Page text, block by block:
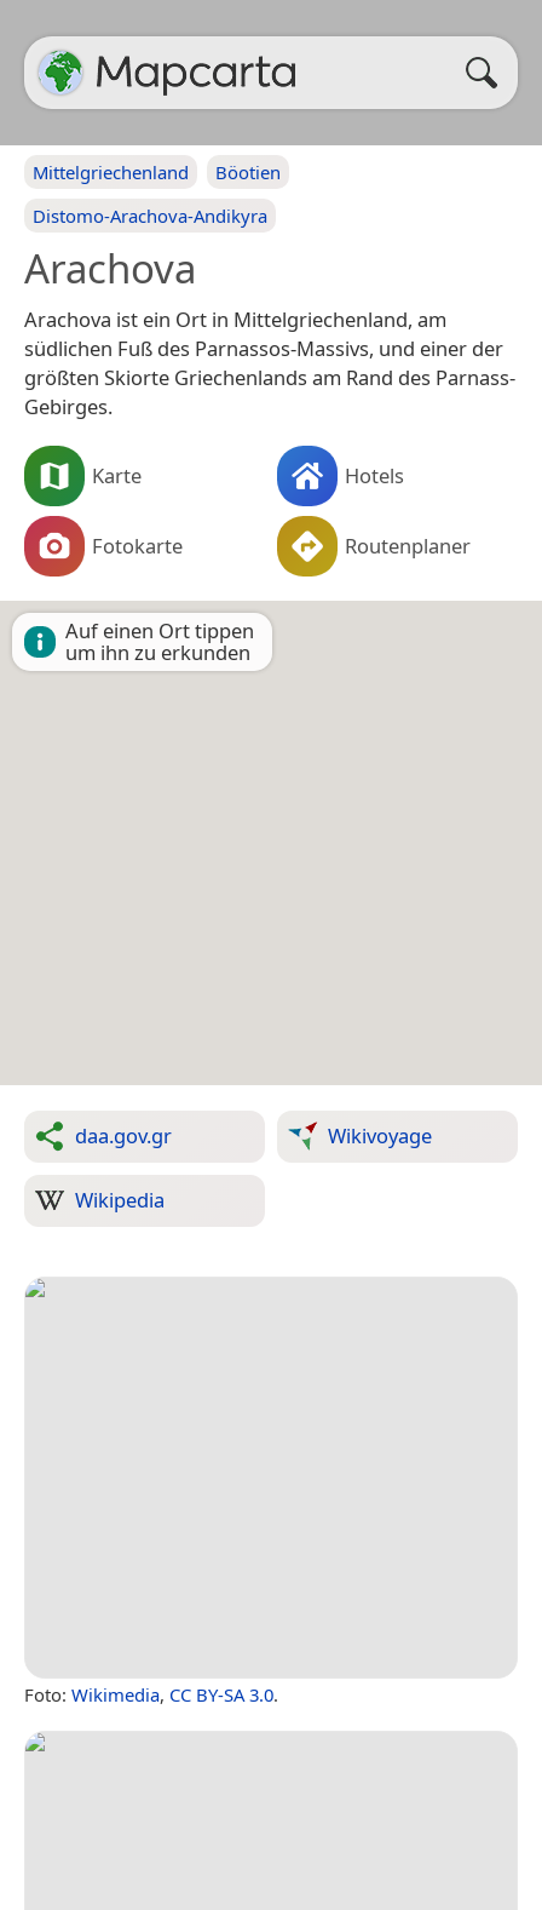
Mittelgriechenland
Böotien
Distomo-Arachova-Andikyra
Arachova
Arachova ist ein Ort in Mittelgriechenland, am
südlichen Fuß des Parnassos-Massivs, und einer der
größten Skiorte Griechenlands am Rand des Parnass-
Gebirges.
Karte Hotels
Fotokarte Routenplaner
Auf einen Ort tippen
um ihn zu erkunden
daa.gov.gr Wikivoyage
Wikipedia
Foto: Wikimedia, CC BY-SA 3.0.